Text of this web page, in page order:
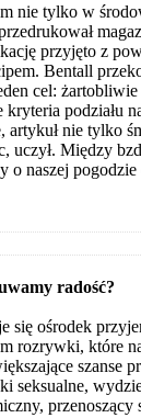
nie tylko w
przyjęto z
Bentall
cel:
kryteria podziału
nie tylko
uczył. Między
o naszej pogodzie
radość?
się ośrodek
rozrywki, które
szanse
seksualne,
przenoszący